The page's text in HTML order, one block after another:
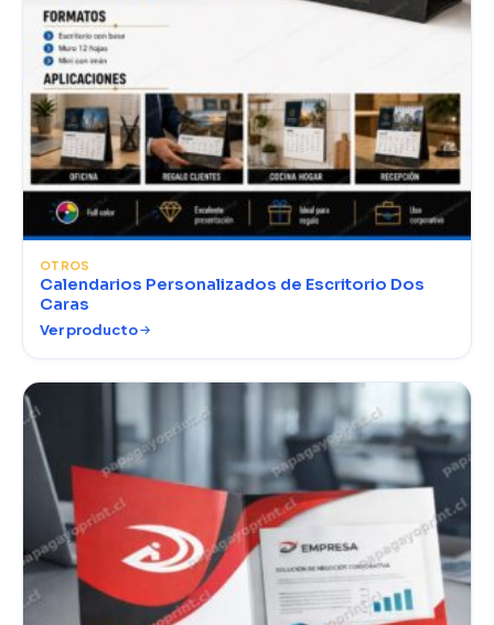
OTROS
Calendarios Personalizados de Escritorio Dos
Caras
Ver producto